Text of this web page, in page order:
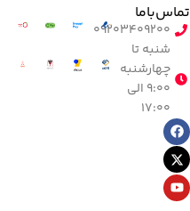
تماس‌با‌ما
۰۹۲۰۳۴۰۹۲۰۰
شنبه تا
چهارشنبه
۹:۰۰ الی
۱۷:۰۰